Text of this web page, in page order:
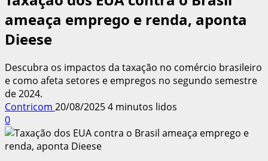
ameaça emprego e renda, aponta
Dieese
Descubra os impactos da taxação no comércio brasileiro
e como afeta setores e empregos no segundo semestre
de 2024.
Contricom 20/08/20254 minutos lidos
0